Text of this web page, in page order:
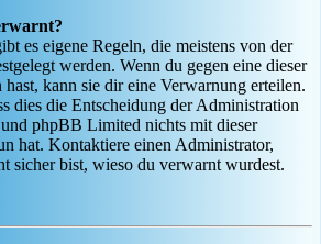
es eigene Regeln, die meistens von der
werden. Wenn du gegen eine dieser
hast, kann sie dir eine Verwarnung erteilen.
dies die Entscheidung der Administration
phpBB Limited nichts mit dieser
hat. Kontaktiere einen Administrator,
sicher bist, wieso du verwarnt wurdest.